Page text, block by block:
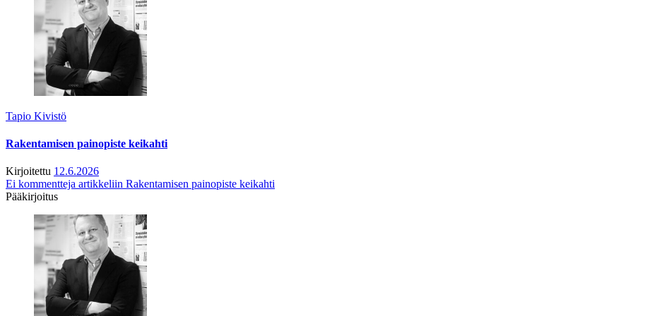
Tapio Kivistö
Rakentamisen painopiste keikahti
Kirjoitettu 12.6.2026
Ei kommentteja artikkeliin Rakentamisen painopiste keikahti
Pääkirjoitus